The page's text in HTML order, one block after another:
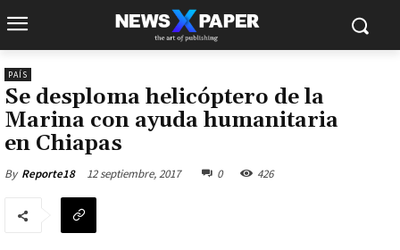
PAÍS
Se desploma helicóptero de la
Marina con ayuda humanitaria
en Chiapas
By Reporte18 12 septiembre, 2017 0 426